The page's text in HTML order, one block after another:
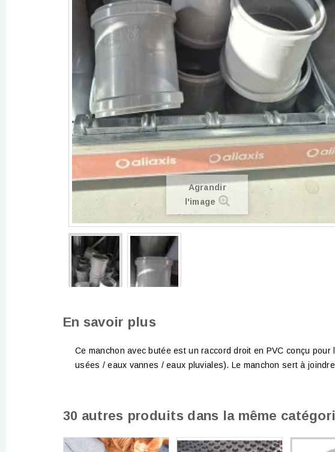
Agrandir
l'image
En savoir plus
Ce manchon avec butée est un raccord droit en PVC conçu
usées / eaux vannes / eaux pluviales). Le manchon sert à
30 autres produits dans la même